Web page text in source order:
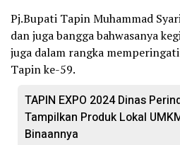
Pj.Bupati Tapin Muhammad
dan juga bangga bahwasanya
juga dalam rangka
Tapin ke-59.
TAPIN EXPO 2024 Dinas
Tampilkan Produk Lokal
Binaannya